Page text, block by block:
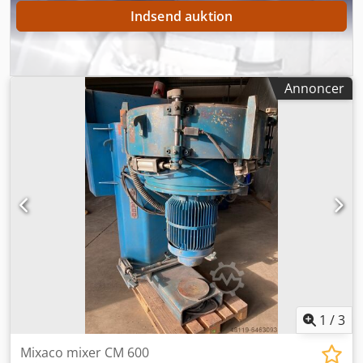
- Maskinvægt: ca. 1.500 kg - Byggehøjde: ca. 1.950 mm
==== Arbejdsområde - Fri højde: 400 mm - Slag: 300 mm -
Varmepladestørrelse: 200 × 200 mm ==== Varme system -
Varmepladeeffekt: op til 250 °C ==== Hydraulik - Hydraulik
integreret i pressehuset - Olietank: 100 l ==== Styring &
betjening - Styring: Siemens S7-1200 - Touchskærm:
Siemens, 9 tommer - Indstillingsmuligheder: tryk, position,
hastighed ==== Sikkerhed - Sikkerhedsteknologi: SICK -
Overvåget lodret dør til presserummet =====
Laboratorieanvendelser, vulkanisering, varmepresning,
materialetestning, forsøgsrækker Hydraulikpresse,
hydraulisk presse, vulkaniseringspresse, varmepresse,
laboratoriepresse, prøvebænkpresse, industripresse Søger
du en hydraulikpresse tilpasset din anvendelse? Kontakt
os for et individuelt tilbud. Vores hydraulikpresser opfylder
både tyske og europæiske maskindirektiver (Direktiv
2006/42/EF), EF-standarder og EU-
sikkerhedsbestemmelser. Vores presser overgår endda de
canadiske og europæiske sikkerhedskrav, da de i alle
sikkerhedsforskrift NR 12, som bygger videre på disse.
Indsend auktion
Annoncer
1 /3
Mixaco mixer CM 600